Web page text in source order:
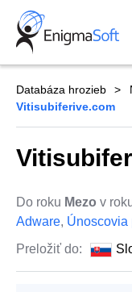
Skip
content
Databáza hrozieb
Vitisubiferive.com
Do roku Mezo v
Adware, Únoscovia
Preložiť do: